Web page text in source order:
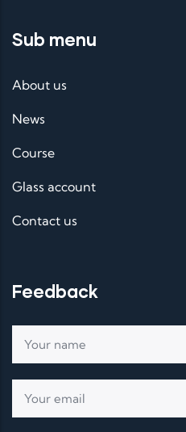
Sub menu
About us
News
Course
Glass account
Contact us
Feedback